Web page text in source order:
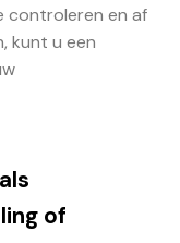
controleren en af
kunt u een
of